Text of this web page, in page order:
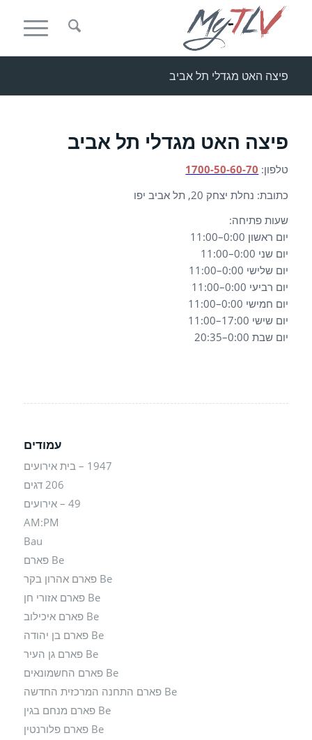
פיצה האט מגדלי תל אביב
פיצה האט מגדלי תל אביב
טלפון: 1700-50-60-70
כתובת: נחלת יצחק 20, תל אביב יפו
שעות פתיחה:
יום ראשון 0:00–11:00
יום שני 0:00–11:00
יום שלישי 0:00–11:00
יום רביעי 0:00–11:00
יום חמישי 0:00–11:00
יום שישי 17:00–11:00
יום שבת 0:00–20:35
עמודים
1947 – בית אירועים
206 דגים
49 – אירועים
AM:PM
Bau
Be פארם
Be פארם אהרון בקר
Be פארם אזורי חן
Be פארם איכילוב
Be פארם בן יהודה
Be פארם גן העיר
Be פארם החשמונאים
Be פארם התחנה המרכזית החדשה
Be פארם מנחם בגין
Be פארם פלורנטין